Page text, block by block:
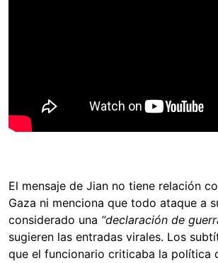
El mensaje de Jian no tiene relación
Gaza ni menciona que todo ataque a
considerado una “declaración de
sugieren las entradas virales. Los
que el funcionario criticaba la política